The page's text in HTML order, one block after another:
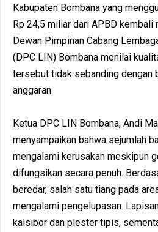
Kabupaten Bombana yang
Rp 24,5 miliar dari APBD kembali
Dewan Pimpinan Cabang
(DPC LIN) Bombana menilai
tersebut tidak sebanding dengan
anggaran.
Ketua DPC LIN Bombana, Andi
menyampaikan bahwa sejumlah
mengalami kerusakan meskipun
difungsikan secara penuh.
beredar, salah satu tiang pada
mengalami pengelupasan.
kalsibor dan plester tipis,